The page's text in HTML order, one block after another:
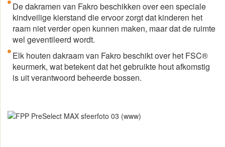
De dakramen van Fakro beschikken over een speciale
kindveilige kierstand die ervoor zorgt dat kinderen het
raam niet verder open kunnen maken, maar dat de ruimte
wel geventileerd wordt.
Elk houten dakraam van Fakro beschikt over het FSC®
keurmerk, wat betekent dat het gebruikte hout afkomstig
is uit verantwoord beheerde bossen.